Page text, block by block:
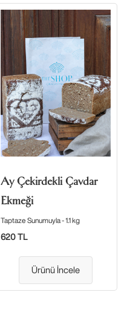
Ay Çekirdekli Çavdar
Ekmeği
Taptaze Sunumuyla - 1.1 kg
620 TL
Ürünü İncele